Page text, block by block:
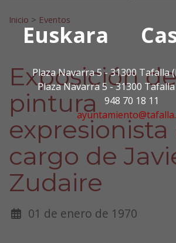
Euskara
Plaza Navarra 5 - 31300 Tafalla
Plaza Navarra 5 - 31300 Tafalla
948 70 18 11
Search for:
Inicio > Eventos
Exposición
pintura
expresionista
cargo de
Zudaire
01 de enero de 1970